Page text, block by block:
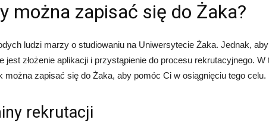
można zapisać się do Żaka?
ludzi marzy o studiowaniu na Uniwersytecie Żaka. Jednak,
jest złożenie aplikacji i przystąpienie do procesu rekrutacyjnego.
można zapisać się do Żaka, aby pomóc Ci w osiągnięciu tego celu.
rekrutacji